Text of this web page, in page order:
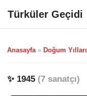
Türküler Geçidi
Anasayfa» Doğum Yılları
✨ 1945 (7 sanatçı)